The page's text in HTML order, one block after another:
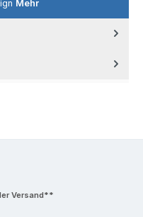
Mehr
Versand**